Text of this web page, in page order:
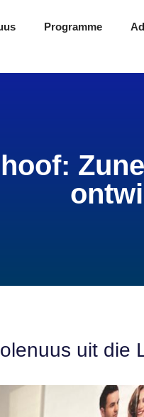
Programme
uit die